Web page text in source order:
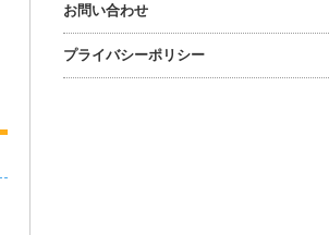
お問い合わせ
プライバシーポリシー